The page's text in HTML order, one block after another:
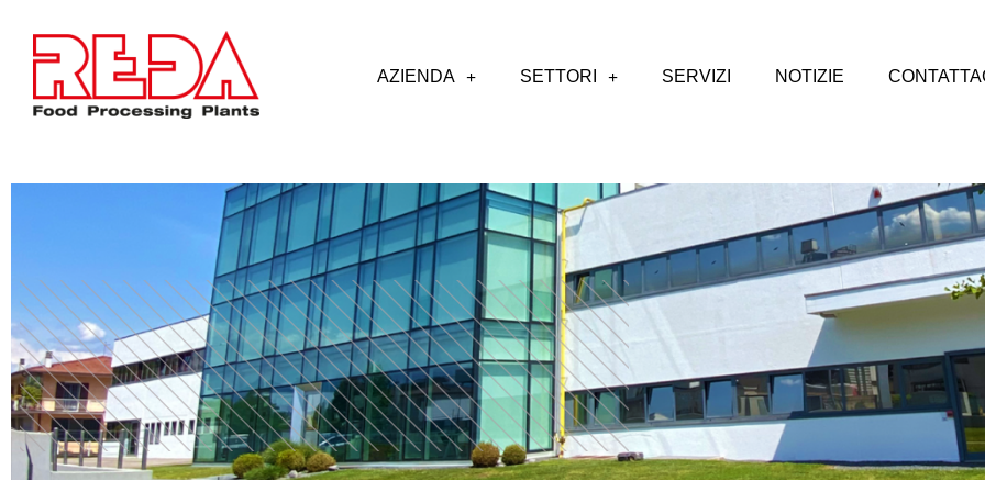
AZIENDA SETTORI SERVIZI NOTIZIE
Guarda il video per scoprire i vantaggi principali delle nostre tecnologie di base.
+ STERILIZZAZIONE
soluzioni
asettiche